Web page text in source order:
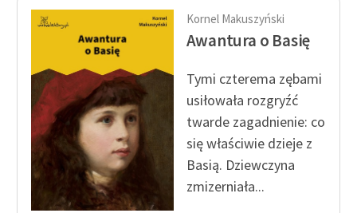
skandynawskiej literatury
feministycznej
Ręce pełne poezji
Kolekcje edukacyjne
twórców przechodzących
do domeny publicznej,
lektur szkolnych oraz
Starego Testamentu
Odkurzamy bohaterów
Kornel Makuszyński
Awantura o Basię
Tymi czterema zębami
usiłowała rozgryźć
twarde zagadnienie: co
się właściwie dzieje z
Basią. Dziewczyna
zmizerniała...